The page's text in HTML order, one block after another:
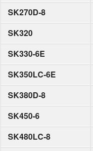
SK270D-8
SK320
SK330-6E
SK350LC-6E
SK380D-8
SK450-6
SK480LC-8